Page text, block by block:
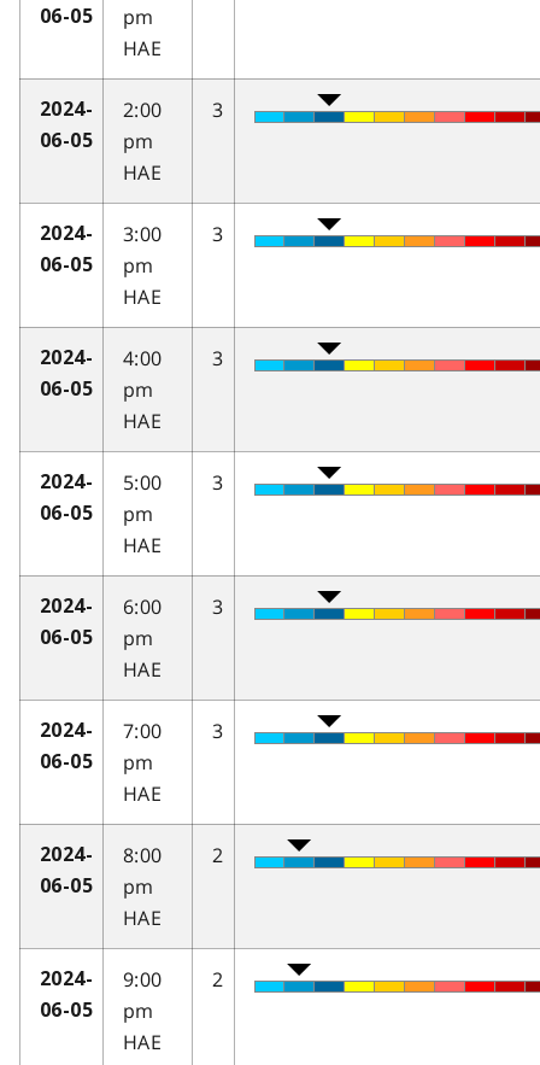
06-05
pm
HAE
2024-
06-05
2:00
pm
HAE
3
2024-
06-05
3:00
pm
HAE
3
2024-
06-05
4:00
pm
HAE
3
2024-
06-05
5:00
pm
HAE
3
2024-
06-05
6:00
pm
HAE
3
2024-
06-05
7:00
pm
HAE
3
2024-
06-05
8:00
pm
HAE
2
2024-
06-05
9:00
pm
HAE
2